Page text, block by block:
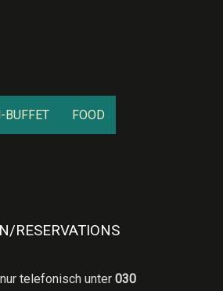
BUFFET FOOD
RESERVATIONS
telefonisch unter 030